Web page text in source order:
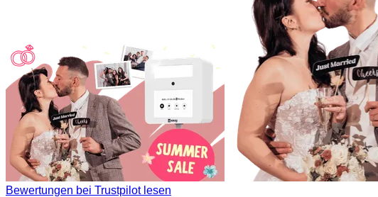
Bewertungen bei Trustpilot lesen